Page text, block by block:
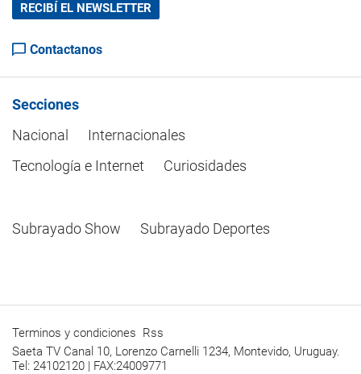
RECIBÍ EL NEWSLETTER
Contactanos
Secciones
Nacional
Internacionales
Tecnología e Internet
Curiosidades
Subrayado Show Subrayado Deportes
Terminos y condiciones Rss
Saeta TV Canal 10, Lorenzo Carnelli 1234, Montevido, Uruguay.
Tel: 24102120 | FAX:24009771